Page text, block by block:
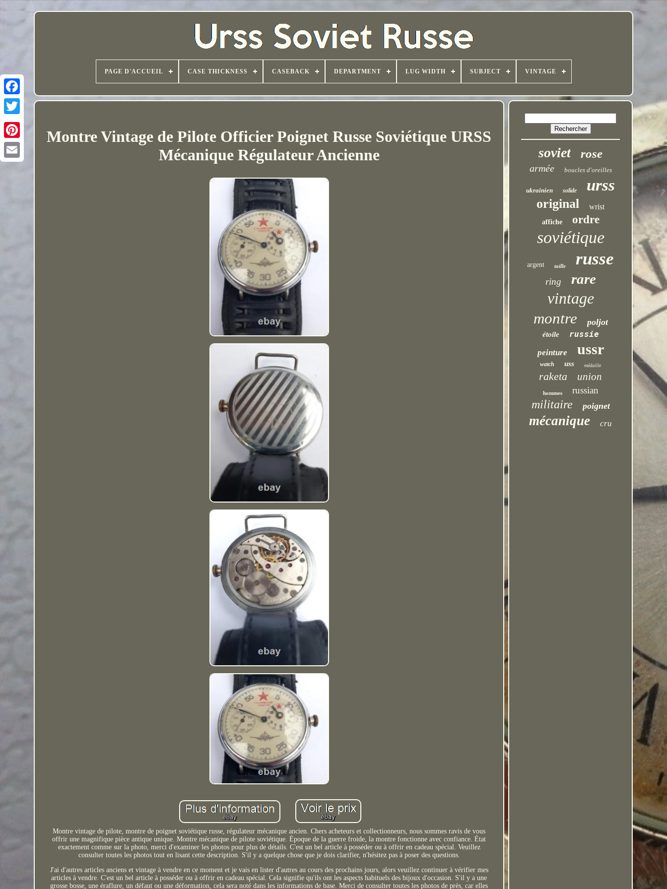
PAGE D'ACCUEIL CASE THICKNESS CASEBACK DEPARTMENT LUG WIDTH SUBJECT VINTAGE
Montre Vintage de Pilote Officier Poignet Russe Soviétique URSS
Mécanique Régulateur Ancienne
Montre vintage de pilote, montre de poignet soviétique russe, régulateur mécanique ancien. Chers acheteurs et collectionneurs, nous sommes ravis de vous
offrir une magnifique pièce antique unique. Montre mécanique de pilote soviétique. Époque de la guerre froide, la montre fonctionne avec confiance. État
exactement comme sur la photo, merci d'examiner les photos pour plus de détails. C'est un bel article à posséder ou à offrir en cadeau spécial. Veuillez
consulter toutes les photos tout en lisant cette description. S'il y a quelque chose que je dois clarifier, n'hésitez pas à poser des questions.
J'ai d'autres articles anciens et vintage à vendre en ce moment et je vais en lister d'autres au cours des prochains jours, alors veuillez continuer à vérifier mes
articles à vendre. C'est un bel article à posséder ou à offrir en cadeau spécial. Cela signifie qu'ils ont les aspects habituels des bijoux d'occasion. S'il y a une
grosse bosse, une éraflure, un défaut ou une déformation, cela sera noté dans les informations de base. Merci de consulter toutes les photos de près, car elles
soviet rose
armée boucles d'oreilles
ukrainien solide urss
original wrist
affiche ordre
soviétique
argent taille russe
ring rare
vintage
montre poljot
étoile
russie
peinture
ussr
watch uss médaille
raketa union
hommes russian
militaire poignet
mécanique cru